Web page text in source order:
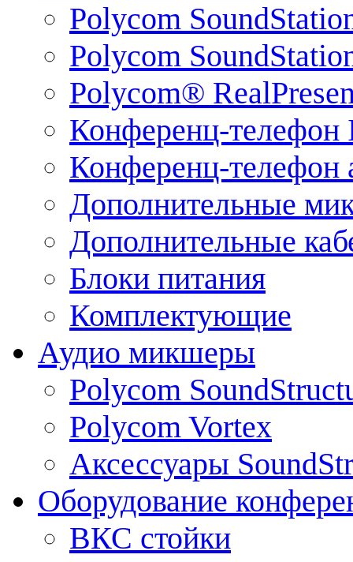
Polycom
Polycom
Polycom®
Конференц-телефон
Конференц-телефон
Дополнительные
Дополнительные
Блоки питания
Комплектующие
Аудио микшеры
Polycom
Polycom Vortex
Аксессуары
Оборудование
ВКС стойки